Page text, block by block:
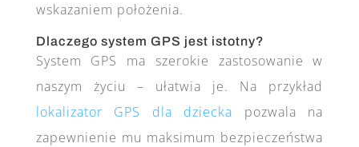
wskazaniem położenia.
Dlaczego system GPS jest istotny?
System GPS ma szerokie zastosowanie w
naszym życiu – ułatwia je. Na przykład
lokalizator GPS dla dziecka pozwala na
zapewnienie mu maksimum bezpieczeństwa